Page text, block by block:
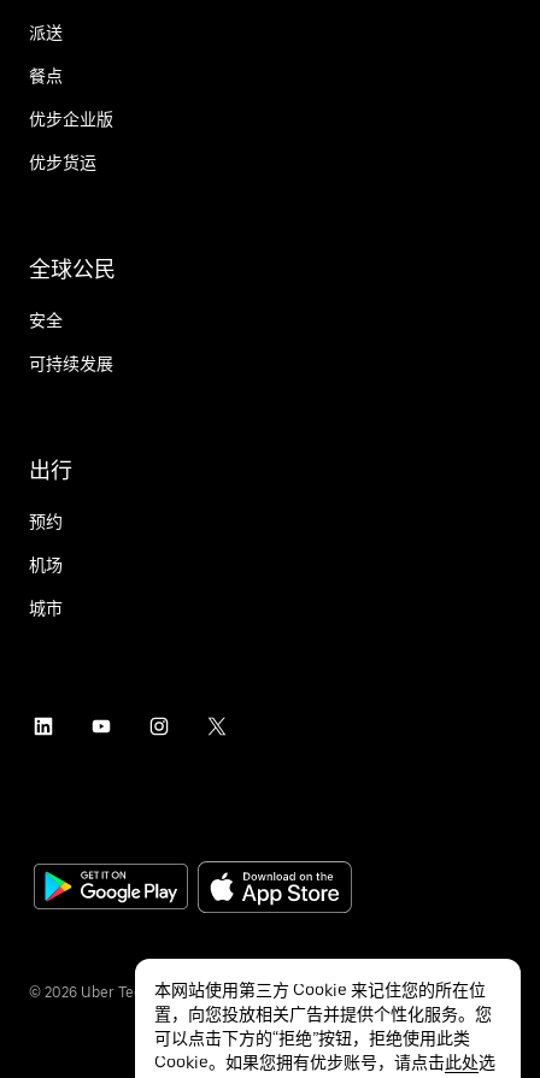
派送
餐点
优步企业版
优步货运
全球公民
安全
可持续发展
出行
预约
机场
城市
© 2026 Uber Technologies Inc.
本网站使用第三方 Cookie 来记住您的所在位
置，向您投放相关广告并提供个性化服务。您
可以点击下方的“拒绝”按钮，拒绝使用此类
Cookie。如果您拥有优步账号，请点击此处选